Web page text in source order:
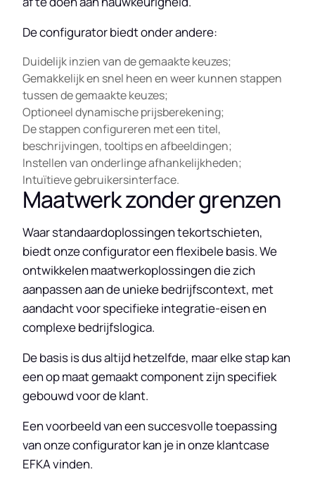
De configurator biedt onder andere:
Duidelijk inzien van de gemaakte keuzes;
Gemakkelijk en snel heen en weer kunnen stappen
tussen de gemaakte keuzes;
Optioneel dynamische prijsberekening;
De stappen configureren met een titel,
beschrijvingen, tooltips en afbeeldingen;
Instellen van onderlinge afhankelijkheden;
Intuïtieve gebruikersinterface.
Maatwerk zonder grenzen
Waar standaardoplossingen tekortschieten,
biedt onze configurator een flexibele basis. We
ontwikkelen maatwerkoplossingen die zich
aanpassen aan de unieke bedrijfscontext, met
aandacht voor specifieke integratie-eisen en
complexe bedrijfslogica.
De basis is dus altijd hetzelfde, maar elke stap kan
een op maat gemaakt component zijn specifiek
gebouwd voor de klant.
Een voorbeeld van een succesvolle toepassing
van onze configurator kan je in onze klantcase
EFKA vinden.